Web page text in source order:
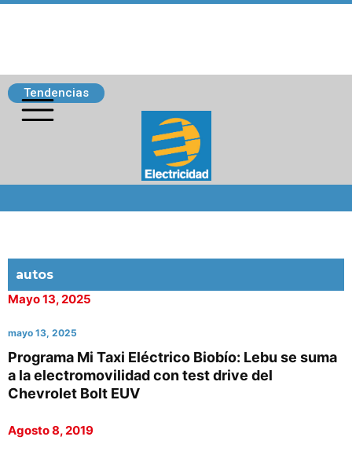
Tendencias
autos
Mayo 13, 2025
mayo 13, 2025
Programa Mi Taxi Eléctrico Biobío: Lebu se suma
a la electromovilidad con test drive del
Chevrolet Bolt EUV
Agosto 8, 2019